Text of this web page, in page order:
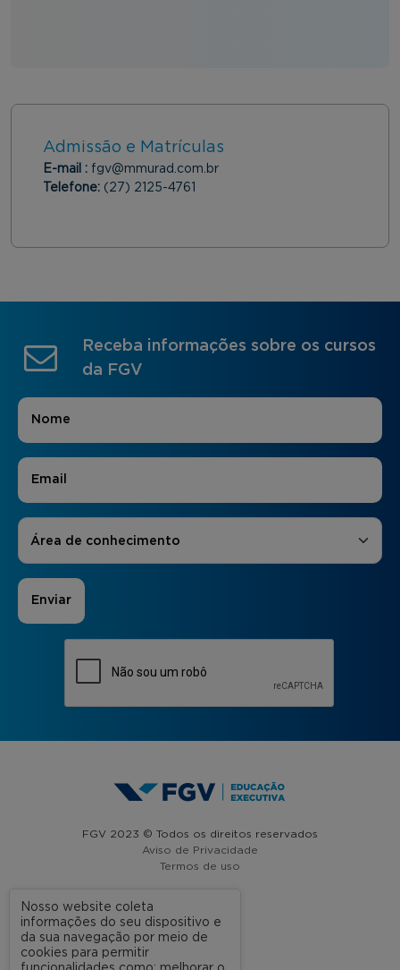
Admissão e Matrículas
E-mail : fgv@mmurad.com.br
Telefone: (27) 2125-4761
Receba informações sobre os cursos
da FGV
Nome
E-mail
Áreas de Interesse
Área de conhecimento
FGV 2023 © Todos os direitos reservados
Aviso de Privacidade
Termos de uso
A FGV
Nosso website coleta
informações do seu dispositivo e
da sua navegação por meio de
cookies para permitir